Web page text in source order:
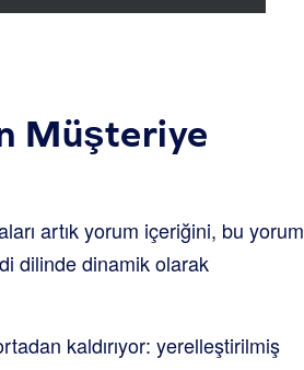
Müşteriye
artık yorum içeriğini, bu yorum
dilinde dinamik olarak
kaldırıyor: yerelleştirilmiş